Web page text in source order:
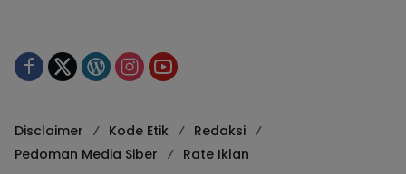
Disclaimer Kode Etik
Redaksi
Pedoman Media Siber
Rate Iklan